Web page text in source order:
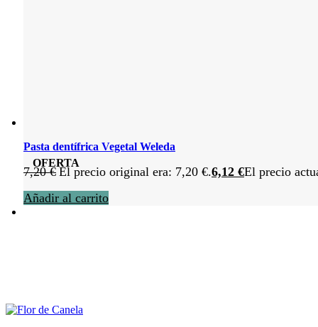
OFERTA
Pasta dentífrica Vegetal Weleda
7,20€ El precio original era: 7,20 €.6,12 €El precio
Añadir al carrito